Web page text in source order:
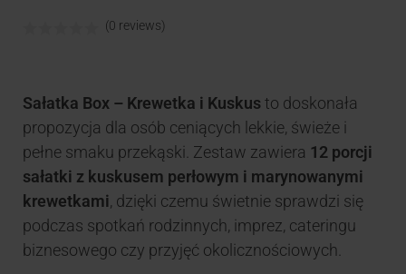
(0 reviews)
Sałatka Box – Krewetka i Kuskus to doskonała
propozycja dla osób ceniących lekkie, świeże i
pełne smaku przekąski. Zestaw zawiera 12 porcji
sałatki z kuskusem perłowym i marynowanymi
krewetkami, dzięki czemu świetnie sprawdzi się
podczas spotkań rodzinnych, imprez, cateringu
biznesowego czy przyjęć okolicznościowych.